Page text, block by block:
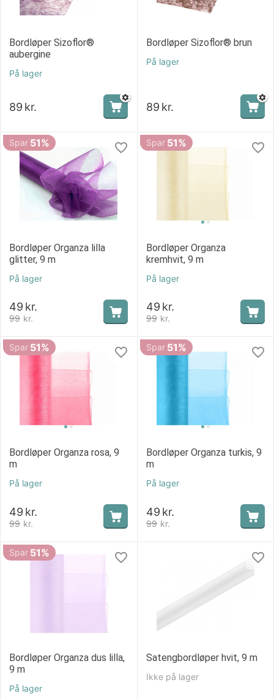
Bordløper Sizoflor®
aubergine
På lager
89 kr.
Bordløper Sizoflor® brun
På lager
89 kr.
Spar 51%
Bordløper Organza lilla
glitter, 9 m
På lager
99 kr.
49 kr.
Spar 51%
Bordløper Organza
kremhvit, 9 m
På lager
99 kr.
49 kr.
Spar 51%
Bordløper Organza rosa, 9
m
På lager
99 kr.
49 kr.
Spar 51%
Bordløper Organza turkis, 9
m
På lager
99 kr.
49 kr.
Spar 51%
Bordløper Organza dus lilla,
9 m
På lager
Satengbordløper hvit, 9 m
Ikke på lager